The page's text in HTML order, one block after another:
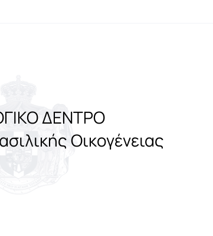
ΔΕΝΤΡΟ
Οικογένειας